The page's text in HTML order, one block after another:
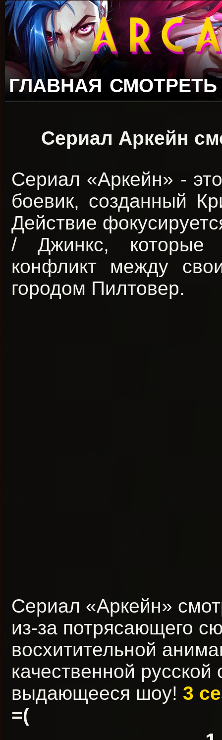
ГЛАВНАЯ
Сериал Аркейн
Сериал «Аркейн» -
боевик, созданный
Действие
/ Джинкс, которые
конфликт между
городом Пилтовер.
Сериал «Аркейн»
из-за потрясающего
восхитительной
качественной русской
выдающееся шоу! 3
=(